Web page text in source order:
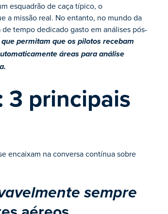
esquadrão de caça típico, o
a missão real. No entanto, no mundo da
tempo dedicado gasto em análises pós-
permitam que os pilotos recebam
áreas para análise
3 principais
encaixam na conversa contínua sobre
sempre